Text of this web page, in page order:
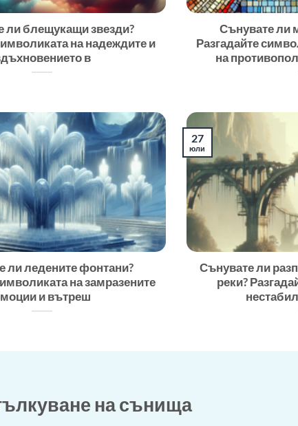
ли блещукащи звезди?
на надеждите и
в
Сънувате ли
Разгадайте
на
ли ледените фонтани?
на замразените
и вътреш
Сънувате ли
реки?
27
юли
на сънища